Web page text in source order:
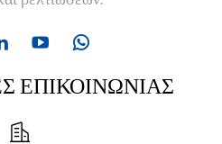
ΕΠΙΚΟΙΝΩΝΙΑΣ